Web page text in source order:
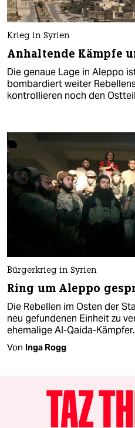
Krieg in Syrien
Anhaltende Kämpfe
Die genaue Lage in Aleppo
bombardiert weiter
kontrollieren noch den
Bürgerkrieg in Syrien
Ring um Aleppo
Die Rebellen im Osten der
neu gefundenen Einheit zu
ehemalige Al-Qaida-Kämpfer.
Von Inga Rogg